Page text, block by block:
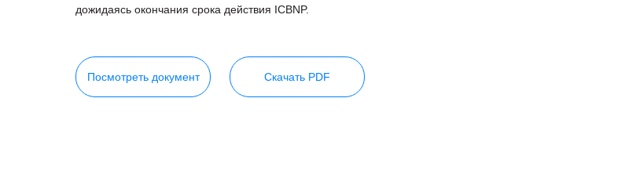
дожидаясь окончания срока действия ICBNP.
Посмотреть документ Скачать PDF